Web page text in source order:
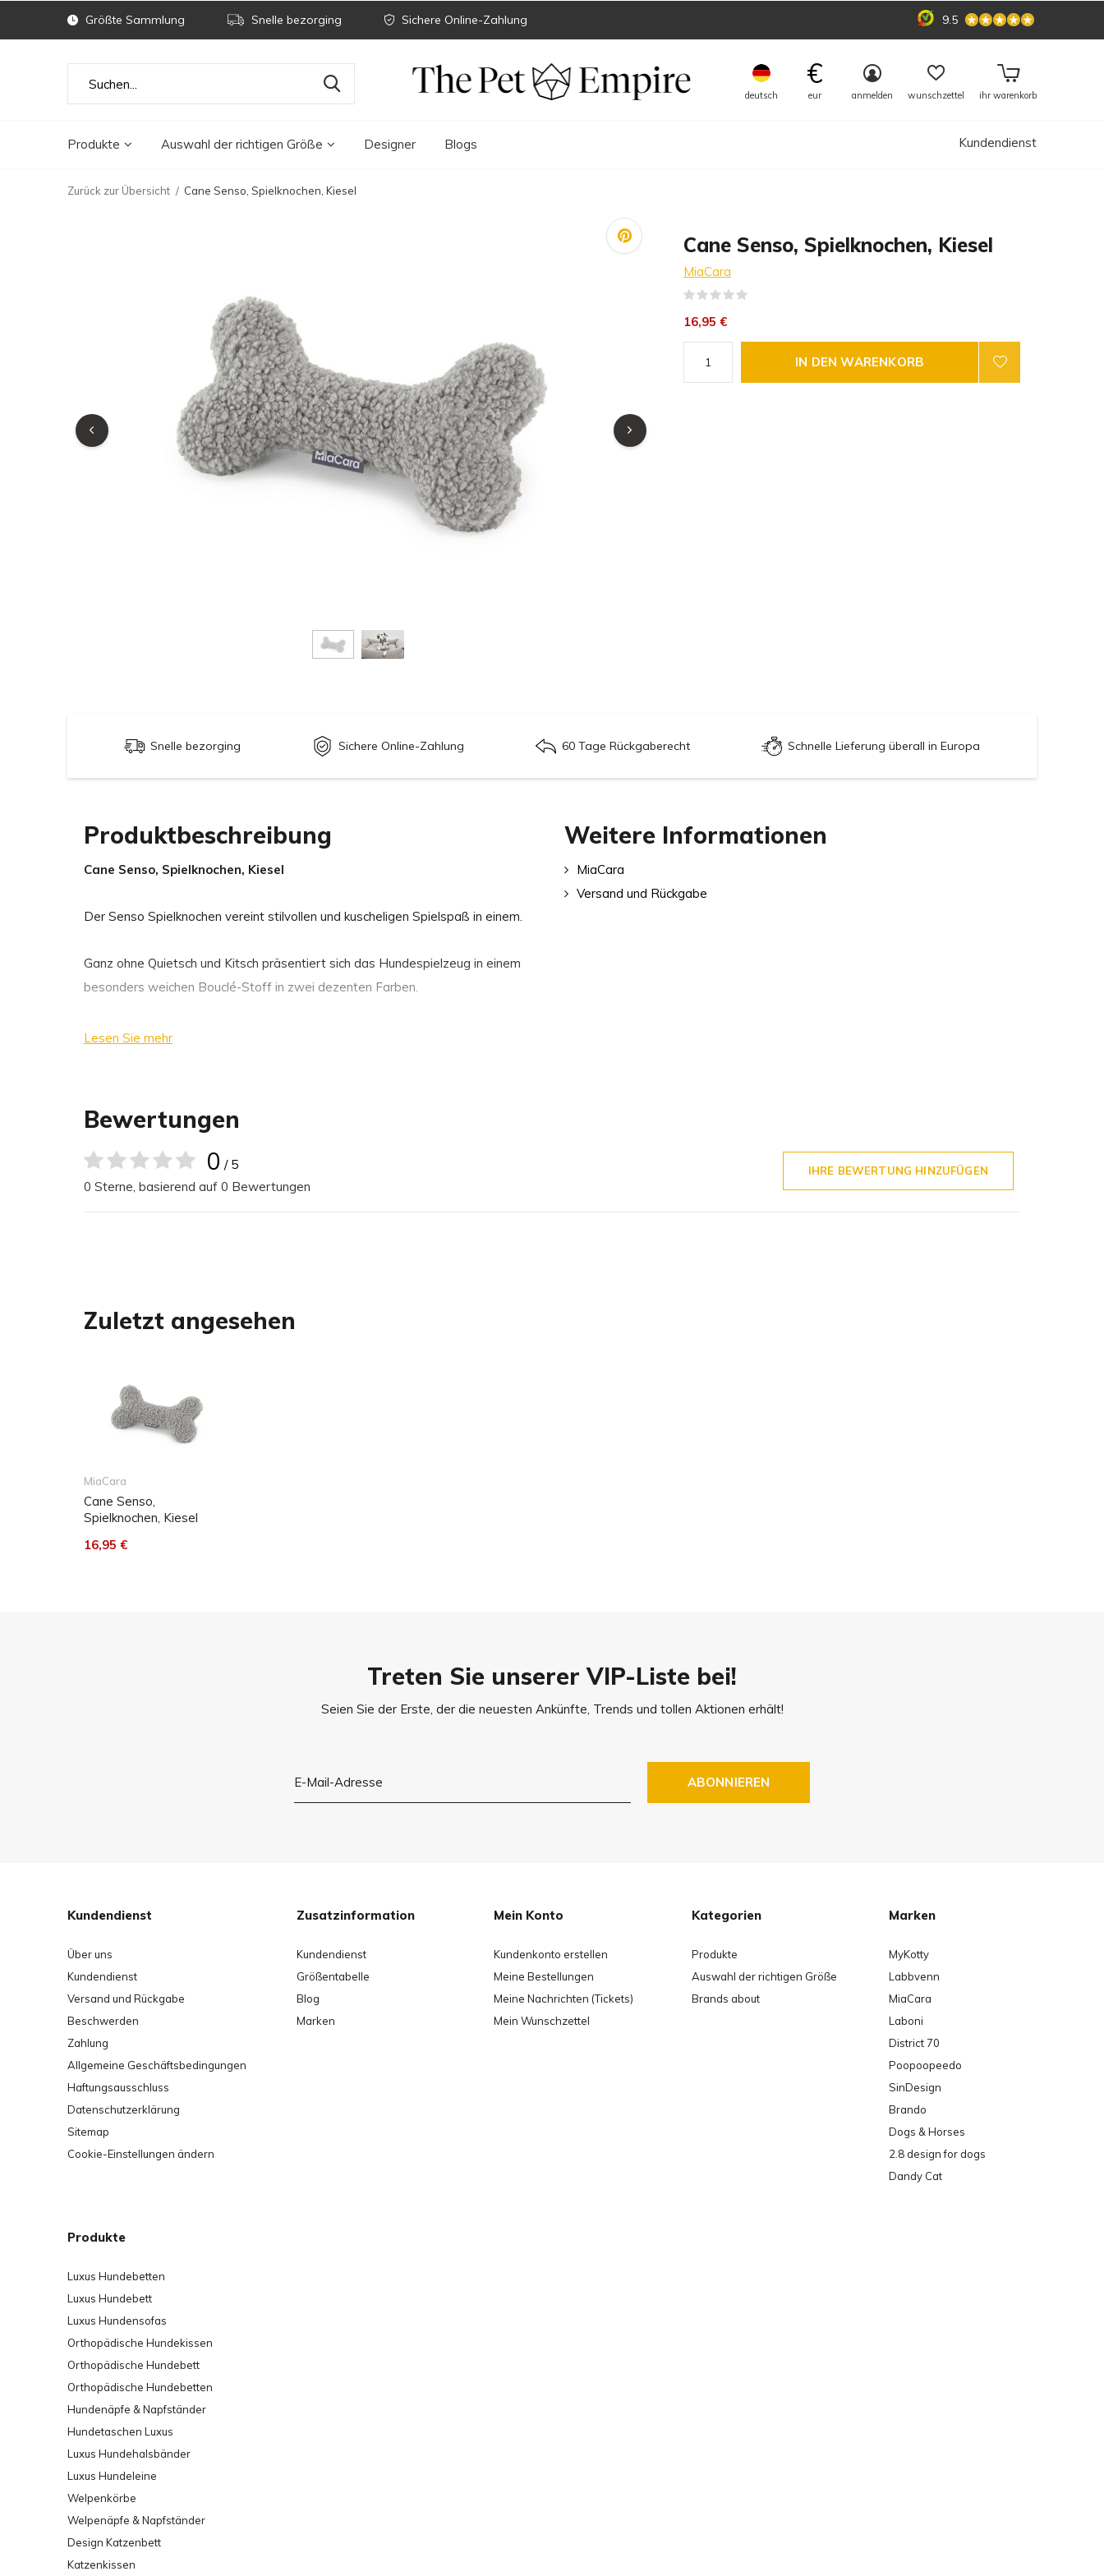
Produkte Auswahl der richtigen Größe Designer Blogs
deutsch
€
eur anmelden wunschzettel ihr warenkorb
Kundendienst
Größte Sammlung Snelle bezorging Sichere Online-Zahlung 9.5
Zurück zur Übersicht Cane Senso, Spielknochen, Kiesel
Cane Senso, Spielknochen, Kiesel
MiaCara
16,95 €
IN DEN WARENKORB
Snelle bezorging Sichere Online-Zahlung 60 Tage Rückgaberecht Schnelle Lieferung überall in Europa
Produktbeschreibung
Cane Senso, Spielknochen, Kiesel
Der Senso Spielknochen vereint stilvollen und kuscheligen Spielspaß in einem.
Ganz ohne Quietsch und Kitsch präsentiert sich das Hundespielzeug in einem
besonders weichen Bouclé-Stoff in zwei dezenten Farben.
Die Form des Hundespielzeugs animiert zum Spielen und lässt sich von Hunden
Den Senso Spielknochen gibt es in einer Größe.
Länge ca. 27 cm
Für die einfache unkomplizierte Reinigung zwischendurch sauge den Stoff
Bitte beachte, dass der Spielknochen nicht für Beiß- und Zerrspiele geeignet ist,
da er durch festes Zubeißen und Ziehen beschädigt werden kann.
Lesen Sie mehr
Weitere Informationen
MiaCara
Versand und Rückgabe
Bewertungen
0 / 5
0 Sterne, basierend auf 0 Bewertungen
IHRE BEWERTUNG HINZUFÜGEN
Zuletzt angesehen
MiaCara
Cane Senso,
Spielknochen, Kiesel
16,95 €
Treten Sie unserer VIP-Liste bei!
Seien Sie der Erste, der die neuesten Ankünfte, Trends und tollen Aktionen erhält!
ABONNIEREN
Kundendienst
Über uns
Kundendienst
Versand und Rückgabe
Beschwerden
Zahlung
Allgemeine Geschäftsbedingungen
Haftungsausschluss
Datenschutzerklärung
Sitemap
Cookie-Einstellungen ändern
Zusatzinformation
Kundendienst
Größentabelle
Blog
Marken
Mein Konto
Kundenkonto erstellen
Meine Bestellungen
Meine Nachrichten (Tickets)
Mein Wunschzettel
Kategorien
Produkte
Auswahl der richtigen Größe
Brands about
Marken
MyKotty
Labbvenn
MiaCara
Laboni
District 70
Poopoopeedo
SinDesign
Brando
Dogs & Horses
2.8 design for dogs
Dandy Cat
Produkte
Luxus Hundebetten
Luxus Hundebett
Luxus Hundensofas
Orthopädische Hundekissen
Orthopädische Hundebett
Orthopädische Hundebetten
Hundenäpfe & Napfständer
Hundetaschen Luxus
Luxus Hundehalsbänder
Luxus Hundeleine
Welpenkörbe
Welpenäpfe & Napfständer
Design Katzenbett
Katzenkissen